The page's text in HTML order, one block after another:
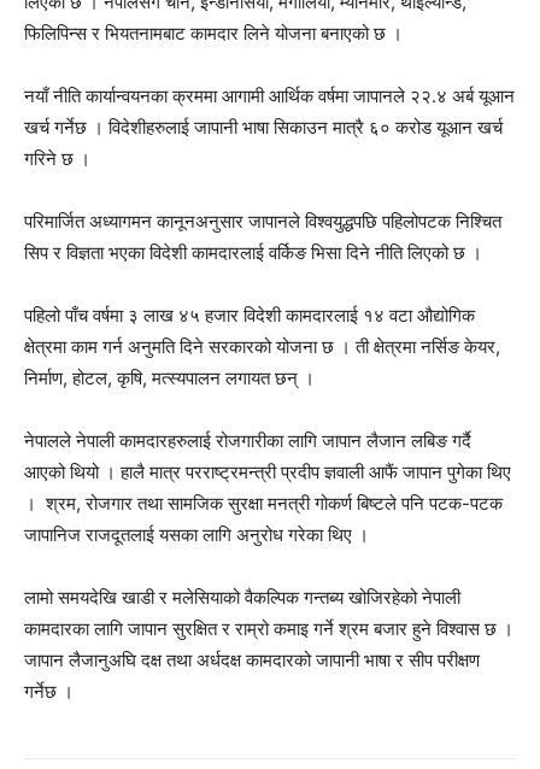
फिलिपिन्स र भियतनामबाट कामदार लिने योजना बनाएको छ ।
नयाँ नीति कार्यान्वयनका क्रममा आगामी आर्थिक वर्षमा जापानले २२.४ अर्ब यूआन
खर्च गर्नेछ । विदेशीहरुलाई जापानी भाषा सिकाउन मात्रै ६० करोड यूआन खर्च
गरिने छ ।
परिमार्जित अध्यागमन कानूनअनुसार जापानले विश्वयुद्धपछि पहिलोपटक निश्चित
सिप र विज्ञता भएका विदेशी कामदारलाई वर्किङ भिसा दिने नीति लिएको छ ।
पहिलो पाँच वर्षमा ३ लाख ४५ हजार विदेशी कामदारलाई १४ वटा औद्योगिक
क्षेत्रमा काम गर्न अनुमति दिने सरकारको योजना छ । ती क्षेत्रमा नर्सिङ केयर,
निर्माण, होटल, कृषि, मत्स्यपालन लगायत छन् ।
नेपालले नेपाली कामदारहरुलाई रोजगारीका लागि जापान लैजान लबिङ गर्दै
आएको थियो । हालै मात्र परराष्ट्रमन्त्री प्रदीप ज्ञवाली आफैं जापान पुगेका थिए
। श्रम, रोजगार तथा सामजिक सुरक्षा मनत्री गोकर्ण बिष्टले पनि पटक-पटक
जापानिज राजदूतलाई यसका लागि अनुरोध गरेका थिए ।
लामो समयदेखि खाडी र मलेसियाको वैकल्पिक गन्तब्य खोजिरहेको नेपाली
कामदारका लागि जापान सुरक्षित र राम्रो कमाइ गर्ने श्रम बजार हुने विश्वास छ ।
जापान लैजानुअघि दक्ष तथा अर्धदक्ष कामदारको जापानी भाषा र सीप परीक्षण
गर्नेछ ।